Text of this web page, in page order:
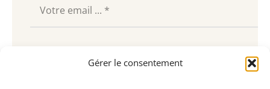
Gérer le consentement
Souscrire